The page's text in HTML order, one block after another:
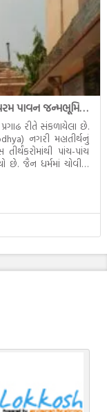
ઓગણીસ કલ્યાણકો ધરાવતી પાંચ તીર્થંકરોની પરમ પાવન જન્મભૂમિ – અયોધ્યા (Ayodhya)
રીતે સંકળાયેલા છે.
નગરી મહાતીર્થનું
પાંચ-પાંચ
છે. જૈન ધર્મમાં ચોવીસ
છે. દરેક તીર્થંકરના